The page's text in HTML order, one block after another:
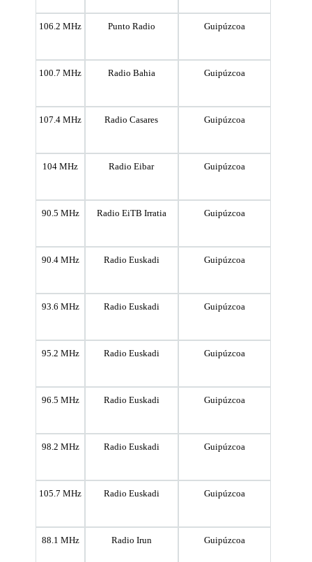
106.2 MHz Punto Radio Guipúzcoa
100.7 MHz Radio Bahia Guipúzcoa
107.4 MHz Radio Casares Guipúzcoa
104 MHz Radio Eibar Guipúzcoa
90.5 MHz Radio EiTB Irratia Guipúzcoa
90.4 MHz Radio Euskadi Guipúzcoa
93.6 MHz Radio Euskadi Guipúzcoa
95.2 MHz Radio Euskadi Guipúzcoa
96.5 MHz Radio Euskadi Guipúzcoa
98.2 MHz Radio Euskadi Guipúzcoa
105.7 MHz Radio Euskadi Guipúzcoa
88.1 MHz Radio Irun Guipúzcoa